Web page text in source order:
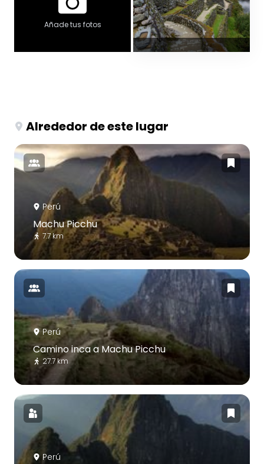
Añade tus fotos
Alrededor de este lugar
Perú
Machu Picchu
7.7 km
Perú
Camino inca a Machu Picchu
27.7 km
Perú